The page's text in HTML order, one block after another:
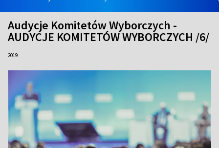
Audycje Komitetów Wyborczych -
AUDYCJE KOMITETÓW WYBORCZYCH /6/
2019